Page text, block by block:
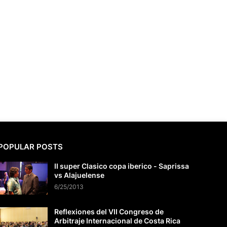
POSTS
II super Clasico copa iberico - Saprissa
vs Alajuelense
6/25/2013
Reflexiones del VII Congreso de
Arbitraje Internacional de Costa Rica